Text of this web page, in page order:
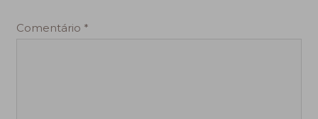
Comentário *